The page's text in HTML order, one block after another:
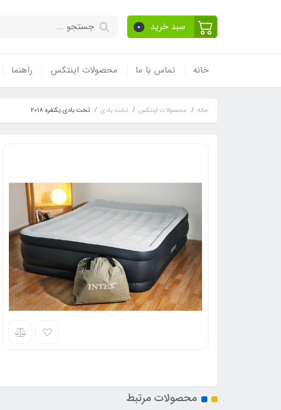
سبد خرید 0
خانه تماس با ما محصولات اینتکس راهنما
خانه محصولات اینتکس تخت بادی تخت بادی یکنفره 2018
محصولات مرتبط